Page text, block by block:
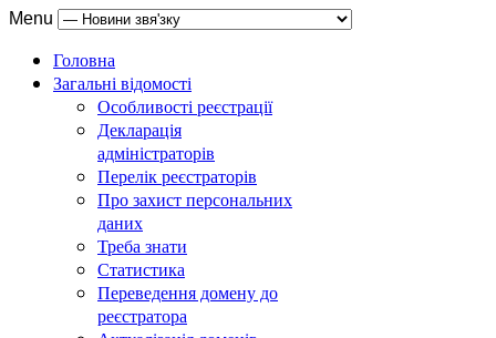
Menu
Головна
Загальні відомості
Особливості реєстрації
Декларація
адміністраторів
Перелік реєстраторів
Про захист персональних
даних
Треба знати
Статистика
Переведення домену до
реєстратора